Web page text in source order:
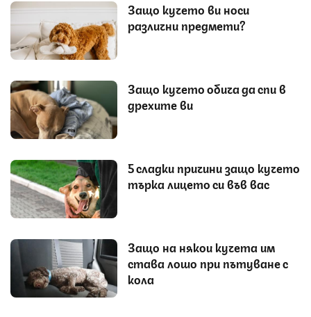
Защо кучето ви носи
различни предмети?
Защо кучето обича да спи в
дрехите ви
5 сладки причини защо кучето
търка лицето си във вас
Защо на някои кучета им
става лошо при пътуване с
кола